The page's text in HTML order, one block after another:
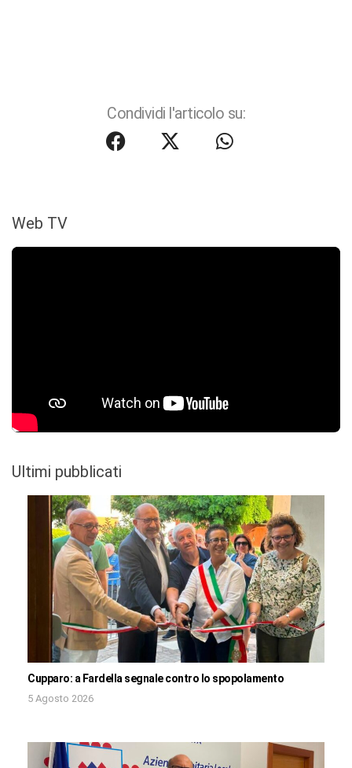
Condividi l'articolo su:
Web TV
Ultimi pubblicati
Cupparo: a Fardella segnale contro lo spopolamento
5 Agosto 2026